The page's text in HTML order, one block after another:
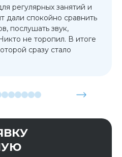
регулярных занятий и
дали спокойно сравнить
послушать звук,
не торопил. В итоге
сразу стало